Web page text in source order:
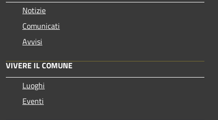
Notizie
Comunicati
Avvisi
VIVERE IL COMUNE
Luoghi
Eventi